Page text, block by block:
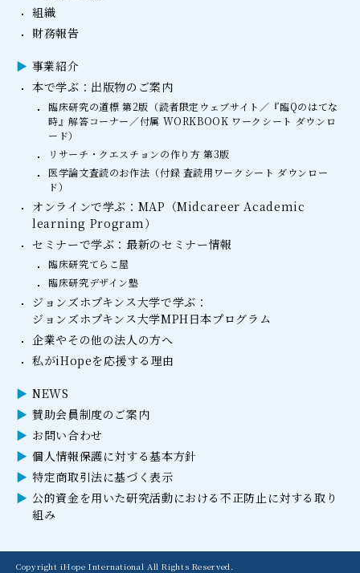
組織
財務報告
事業紹介
本で学ぶ：出版物のご案内
臨床研究の道標 第2版（読者限定ウェブサイト／『臨Qのはてな
時』解答コーナー／付属 WORKBOOK ワークシート ダウンロ
ード）
リサーチ・クエスチョンの作り方 第3版
医学論文査読のお作法（付録 査読用ワークシート ダウンロー
ド）
オンラインで学ぶ：MAP（Midcareer Academic
learning Program）
セミナーで学ぶ：最新のセミナー情報
臨床研究てらこ屋
臨床研究デザイン塾
ジョンズホプキンス大学で学ぶ：
ジョンズホプキンス大学MPH日本プログラム
企業やその他の法人の方へ
私がiHopeを応援する理由
NEWS
賛助会員制度のご案内
お問い合わせ
個人情報保護に対する基本方針
特定商取引法に基づく表示
公的資金を用いた研究活動における不正防止に対する取り
組み
Copyright iHope International All Rights Reserved.